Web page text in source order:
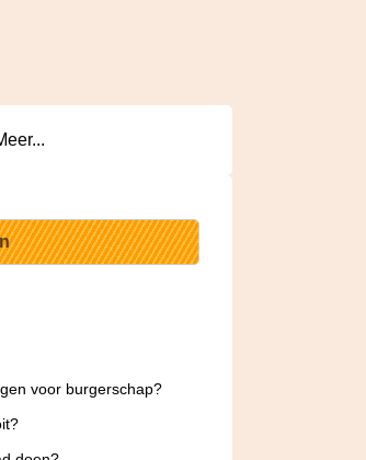
voor burgerschap?